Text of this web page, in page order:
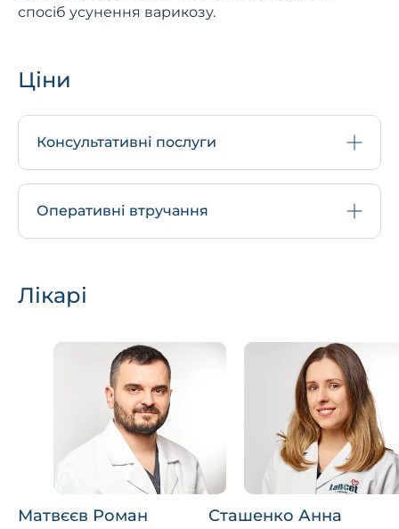
спосіб усунення варикозу.
Ціни
Консультативні послуги
Оперативні втручання
Лікарі
Матвєєв Роман
Сташенко Анна